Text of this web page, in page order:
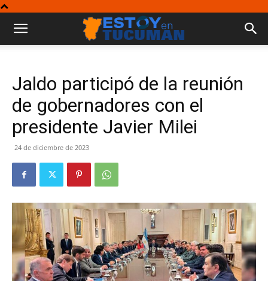
Jaldo participó de la reunión
de gobernadores con el
presidente Javier Milei
24 de diciembre de 2023